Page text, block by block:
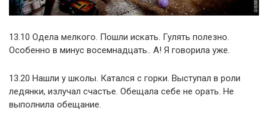
13.10 Одела мелкого. Пошли искать. Гулять полезно.
Особенно в минус восемнадцать.. А! Я говорила уже.
13.20 Нашли у школы. Катался с горки. Выступал в роли
ледянки, излучал счастье. Обещала себе не орать. Не
выполнила обещание.